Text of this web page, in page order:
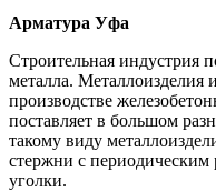
Арматура Уфа
Строительная индустрия
металла. Металлоизделия
производстве
поставляет в большом
такому виду
стержни с
уголки.